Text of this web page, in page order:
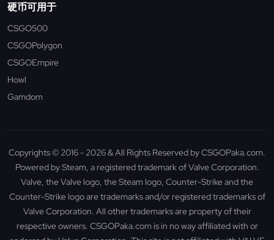
硬币可用于
CSGO500
CSGOPolygon
CSGOEmpire
Howl
Gamdom
Copyrights © 2016 - 2026 & All Rights Reserved by CSGOPaka.com.
Powered by Steam, a registered trademark of Valve Corporation.
Valve, the Valve logo, the Steam logo, Counter-Strike and the
Counter-Strike logo are trademarks and/or registered trademarks of
Valve Corporation. All other trademarks are property of their
respective owners. CSGOPaka.com is in no way affiliated with or